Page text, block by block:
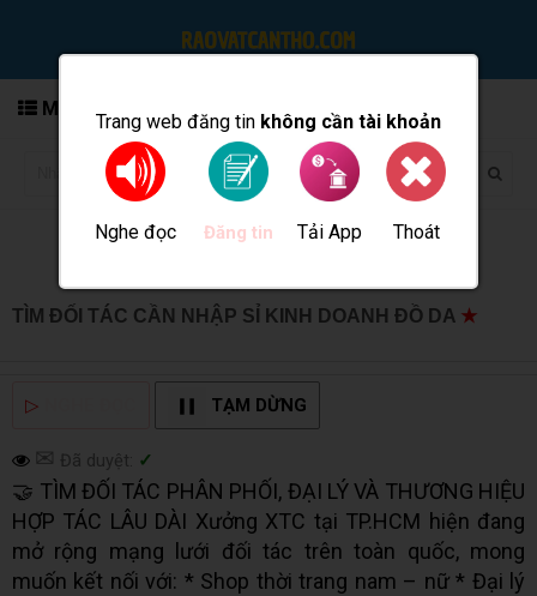
Trang web đăng tin không cần tài khoản
Nghe đọc Đăng tin Tải App Thoát
MENU
TÌM ĐỐI TÁC CẦN NHẬP SỈ KINH DOANH ĐỒ DA ★
▷ TẠM DỪNG
✉ Đã duyệt: ✓
🤝 TÌM ĐỐI TÁC PHÂN PHỐI, ĐẠI LÝ VÀ THƯƠNG HIỆU
HỢP TÁC LÂU DÀI Xưởng XTC tại TP.HCM hiện đang
mở rộng mạng lưới đối tác trên toàn quốc, mong
muốn kết nối với: * Shop thời trang nam – nữ * Đại lý